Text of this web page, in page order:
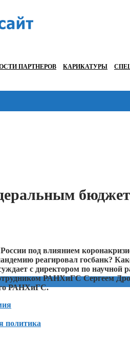
ПАРТНЕРОВ КАРИКАТУРЫ
под влиянием
реагировал госбанк?
с директором по научной
РАНХиГС Сергеем
РАНХиГС.
политика